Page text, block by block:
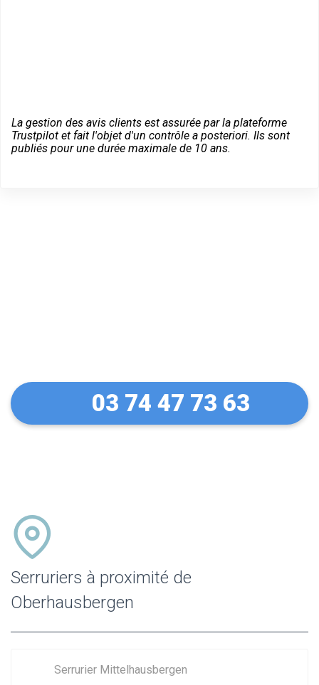
La gestion des avis clients est assurée par la plateforme
Trustpilot et fait l'objet d'un contrôle a posteriori. Ils sont
publiés pour une durée maximale de 10 ans.
03 74 47 73 63
Serruriers à proximité de
Oberhausbergen
Serrurier Mittelhausbergen